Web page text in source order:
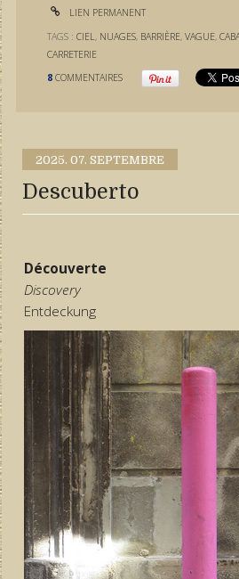
LIEN PERMANENT
TAGS :CIEL , NUAGES, BARRIÈRE,VAGUE,
CARRETERIE
8 COMMENTAIRES
2025. 07. SEPTEMBRE
Descuberto
Découverte
Discovery
Entdeckung